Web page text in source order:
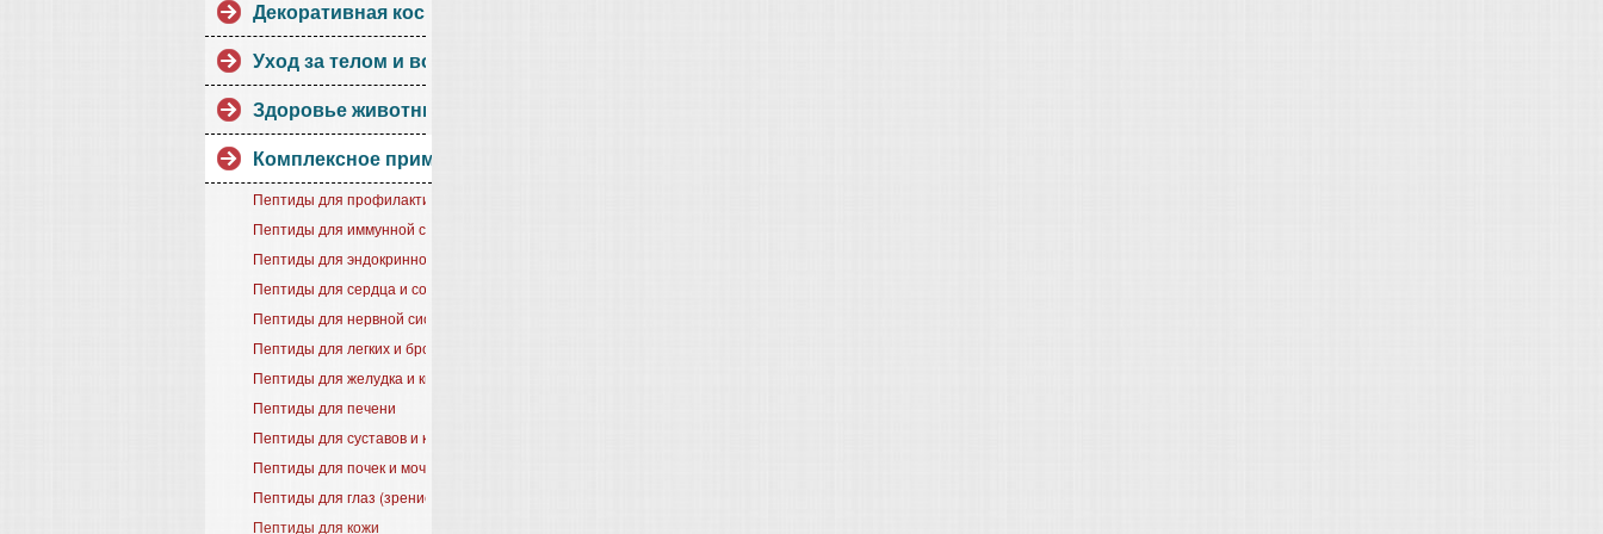
Декоративная косметика.
Уход за телом и волосами
Здоровье животных
Комплексное применение
Пептиды для профилактики старения
Пептиды для иммунной системы
Пептиды для эндокринной системы
Пептиды для сердца и сосудов
Пептиды для нервной системы
Пептиды для легких и бронхов
Пептиды для желудка и кишечника
Пептиды для печени
Пептиды для суставов и костей
Пептиды для почек и мочевого пузыря
Пептиды для глаз (зрение)
Пептиды для кожи